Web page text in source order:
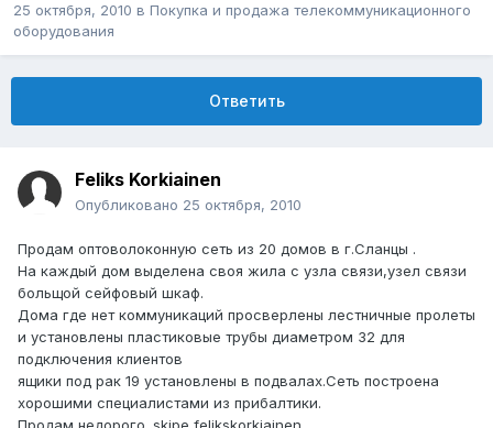
25 октября, 2010 в Покупка и продажа телекоммуникационного
оборудования
Ответить
Feliks Korkiainen
Опубликовано 25 октября, 2010
Продам оптоволоконную сеть из 20 домов в г.Сланцы .
На каждый дом выделена своя жила с узла связи,узел связи
больщой сейфовый шкаф.
Дома где нет коммуникаций просверлены лестничные пролеты
и установлены пластиковые трубы диаметром 32 для
подключения клиентов
ящики под рак 19 установлены в подвалах.Сеть построена
хорошими специалистами из прибалтики.